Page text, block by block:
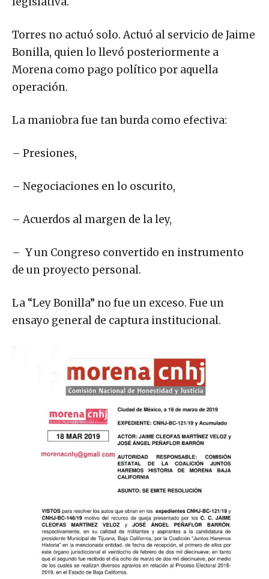
Torres no actuó solo. Actuó al servicio de Jaime
Bonilla, quien lo llevó posteriormente a
Morena como pago político por aquella
operación.
La maniobra fue tan burda como efectiva:
– Presiones,
– Negociaciones en lo oscurito,
– Acuerdos al margen de la ley,
– Y un Congreso convertido en instrumento
de un proyecto personal.
La “Ley Bonilla” no fue un exceso. Fue un
ensayo general de captura institucional.